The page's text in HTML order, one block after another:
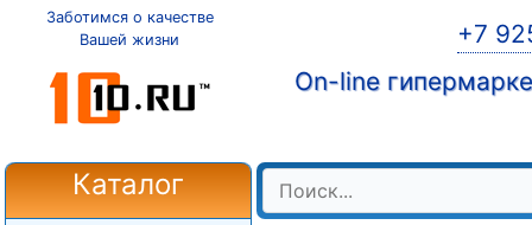
Заботимся о качестве
Вашей жизни
+7
On-line
Каталог